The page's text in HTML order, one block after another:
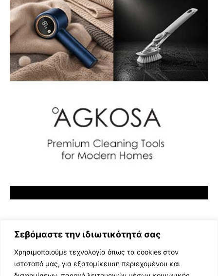
Σεβόμαστε την ιδιωτικότητά σας
Χρησιμοποιούμε τεχνολογία όπως τα cookies στον
ιστότοπό μας, για εξατομίκευση περιεχομένου και